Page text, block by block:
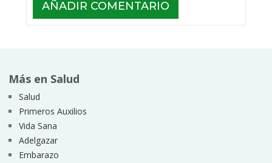
Más en Salud
Salud
Primeros Auxilios
Vida Sana
Adelgazar
Embarazo